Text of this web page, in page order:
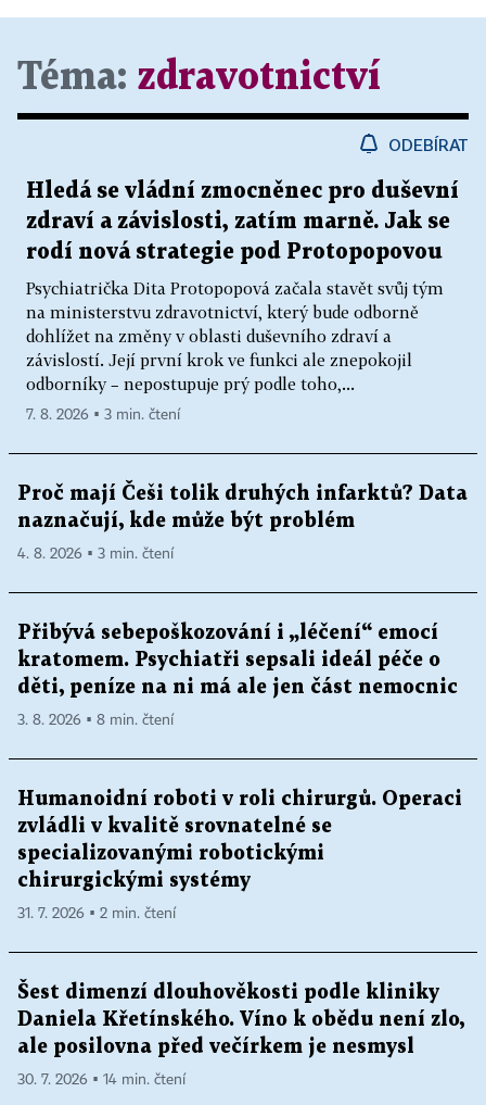
Téma: zdravotnictví
ODEBÍRAT
Hledá se vládní zmocněnec pro duševní
zdraví a závislosti, zatím marně. Jak se
rodí nová strategie pod Protopopovou
Psychiatrička Dita Protopopová začala stavět svůj tým
na ministerstvu zdravotnictví, který bude odborně
dohlížet na změny v oblasti duševního zdraví a
závislostí. Její první krok ve funkci ale znepokojil
odborníky – nepostupuje prý podle toho,...
7. 8. 2026 ▪ 3 min. čtení
Proč mají Češi tolik druhých infarktů? Data
naznačují, kde může být problém
4. 8. 2026 ▪ 3 min. čtení
Přibývá sebepoškozování i „léčení“ emocí
kratomem. Psychiatři sepsali ideál péče o
děti, peníze na ni má ale jen část nemocnic
3. 8. 2026 ▪ 8 min. čtení
Humanoidní roboti v roli chirurgů. Operaci
zvládli v kvalitě srovnatelné se
specializovanými robotickými
chirurgickými systémy
31. 7. 2026 ▪ 2 min. čtení
Šest dimenzí dlouhověkosti podle kliniky
Daniela Křetínského. Víno k obědu není zlo,
ale posilovna před večírkem je nesmysl
30. 7. 2026 ▪ 14 min. čtení